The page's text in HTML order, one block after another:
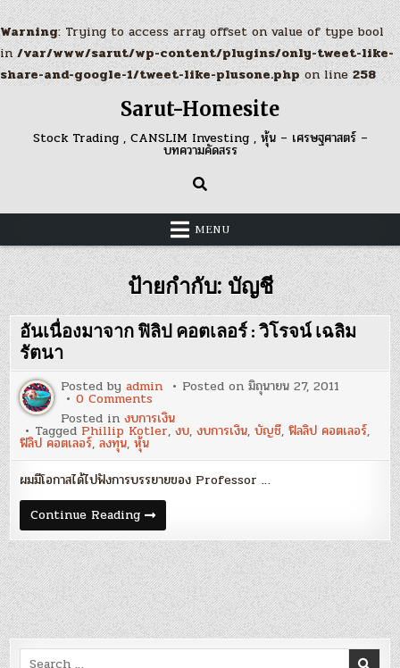
Warning: Trying to access array offset on value of type bool
in/var/www/sarut/wp-content/plugins/only-tweet-like-
share-and-google-1/tweet-like-plusone.phpon line258
content
Sarut-Homesite
Stock Trading , CANSLIM Investing , หุ้น – เศรษฐศาสตร์ –
บทความคัดสรร
MENU
ป้ายกำกับ:บัญชี
อันเนื่องมาจาก ฟิลิป คอตเลอร์ : วิโรจน์ เฉลิม
รัตนา
Posted byadmin Posted onมิถุนายน 27, 2011
0 Comments
อัน
เนื่อง
มา
ฟิ
ลิป
คอต
เลอ
ร์
:
วิโรจน์
เฉลิม
รัตนา
Posted inงบการเงิน
Tagged Phillip Kotler,งบ,งบการเงิน,บัญชี,ฟิลลิป คอตเลอร์,
ฟิลิป คอตเลอร์,ลงทุน,หุ้น
ผมมีโอกาสได้ไปฟังการบรรยายของ Professor …
Continue Readingอัน
เนื่อง
มา
จาก
ฟิ
ลิป
คอต
เลอ
ร์
:
วิโรจน์
เฉลิม
Search